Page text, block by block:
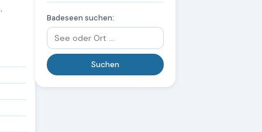
Badeseen suchen: